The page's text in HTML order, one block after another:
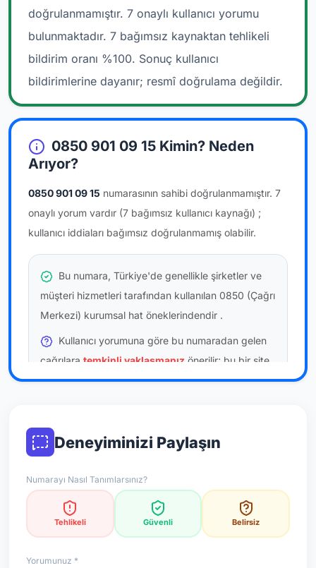
doğrulanmamıştır. 7 onaylı kullanıcı yorumu
bulunmaktadır. 7 bağımsız kaynaktan tehlikeli
bildirim oranı %100. Sonuç kullanıcı
bildirimlerine dayanır; resmî doğrulama değildir.
0850 901 09 15 Kimin? Neden
Arıyor?
0850 901 09 15 numarasının sahibi doğrulanmamıştır. 7
onaylı yorum vardır (7 bağımsız kullanıcı kaynağı) ;
kullanıcı iddiaları bağımsız doğrulanmamış olabilir.
Bu numara, Türkiye'de genellikle şirketler ve
müşteri hizmetleri tarafından kullanılan 0850 (Çağrı
Merkezi) kurumsal hat öneklerindendir .
Kullanıcı yorumuna göre bu numaradan gelen
çağrılara temkinli yaklaşmanız önerilir; bu bir site
hükmü değildir.
resmi doğrulama niteliği taşımaz.
güncellenir.
Deneyiminizi Paylaşın
Numarayı Nasıl Tanımlarsınız?
Tehlikeli Güvenli Belirsiz
Yorumunuz *